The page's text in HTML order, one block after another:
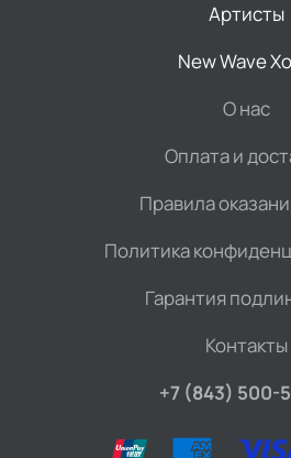
Артисты
New Wave
О нас
Оплата и
Правила
Политика
Гарантия
Контакты
+7 (843) 500-